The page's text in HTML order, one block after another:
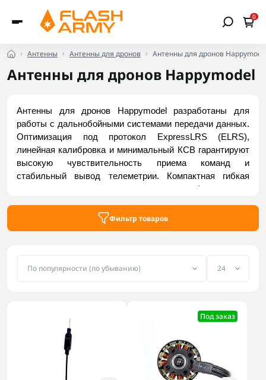
0
Антенны Антенны для дронов Антенны для дронов
Антенны для дронов Happymodel
Антенны для дронов Happymodel разработаны для
работы с дальнобойными системами передачи данных.
Оптимизация под протокол ExpressLRS (ELRS),
линейная калибровка и минимальный КСВ гарантируют
высокую чувствительность приема команд и
стабильный вывод телеметрии. Компактная гибкая
кострукция с минимальным весом и фирменными
обслуживания FPV-бортов в полевых условиях.
Фильтр товаров
Под заказ